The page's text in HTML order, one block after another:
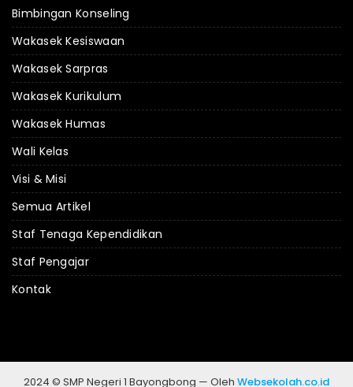
Bimbingan Konseling
Wakasek Kesiswaan
Wakasek Sarpras
Wakasek Kurikulum
Wakasek Humas
Wali Kelas
Visi & Misi
Semua Artikel
Staf Tenaga Kependidikan
Staf Pengajar
Kontak
2024 © SMP Negeri 1 Bayongbong — Oleh Websekolah.co.id